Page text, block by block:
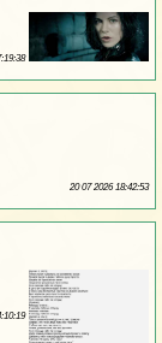
20 07 2026 18:42:53